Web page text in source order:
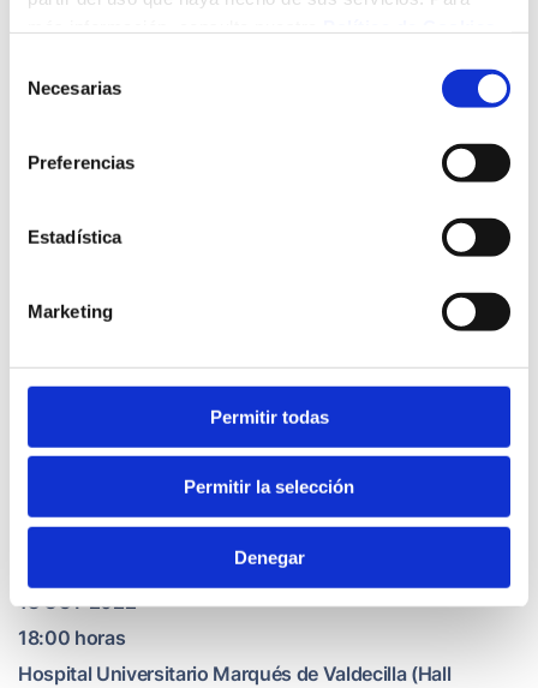
Necesarias
Preferencias
Estadística
Marketing
Permitir todas
Permitir la selección
Denegar
18 OCT 2022
18:00 horas
Hospital Universitario Marqués de Valdecilla (Hall